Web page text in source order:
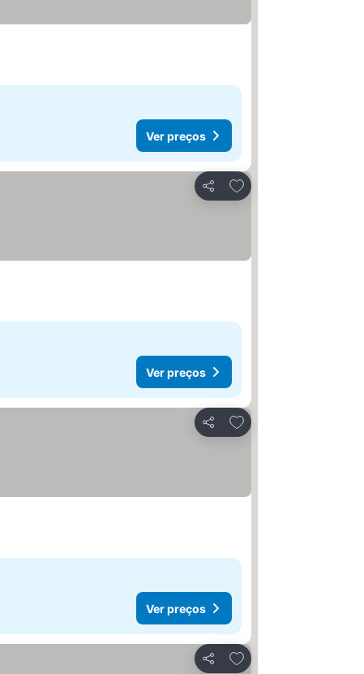
Ver preços
Partilhar
Adicionar aos favoritos
Ver preços
Partilhar
Adicionar aos favoritos
Ver preços
Partilhar
Adicionar aos favoritos